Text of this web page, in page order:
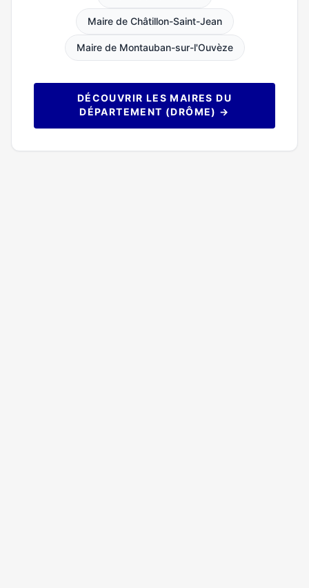
Maire de Châtillon-Saint-Jean
Maire de Montauban-sur-l'Ouvèze
DÉCOUVRIR LES MAIRES DU
DÉPARTEMENT (DRÔME) →